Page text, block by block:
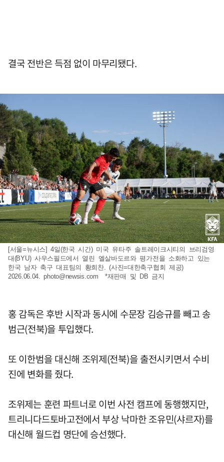
결국 전반은 득점 없이 마무리됐다.
[서울=뉴시스] 4일(한국 시간) 미국 유타주 솔트레이크시티의 브리검영
대(BYU) 사우스필드에서 열린 엘살바도르와 평가전을 소화하고 있는
한국 남자 축구 대표팀의 황희찬. (사진=대한축구협회 제공)
2026.06.04.photo@newsis.com *재판매 및 DB 금지
홍 감독은 후반 시작과 동시에 수문장 김승규를 빼고 송
범근(전북)을 투입했다.
또 이한범을 대신해 조위제(전북)을 출전시키면서 수비
진에 변화를 줬다.
조위제는 훈련 파트너로 이번 사전 캠프에 동행했지만,
트리니다드토바고전에서 부상 낙마한 조유민(샤르자)를
대신해 월드컵 명단에 승선했다.